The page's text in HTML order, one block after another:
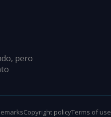
pero
Copyright policyTerms of use